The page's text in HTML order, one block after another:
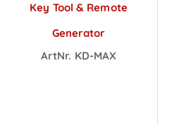
Key Tool & Remote
Generator
ArtNr. KD-MAX